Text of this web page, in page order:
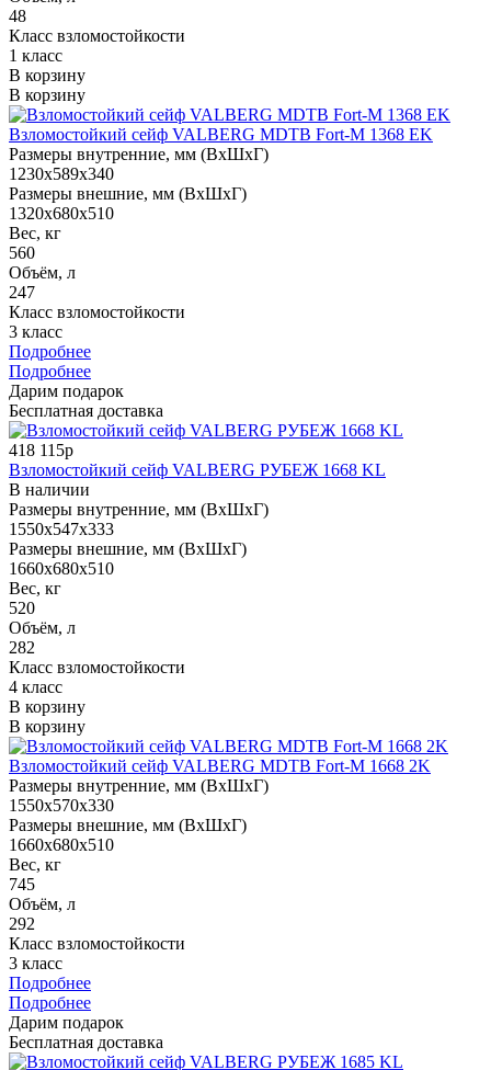
48
Класс взломостойкости
1 класс
В корзину
В корзину
Взломостойкий сейф VALBERG MDTB Fort-M 1368 EK
Размеры внутренние, мм (ВхШхГ)
1230x589x340
Размеры внешние, мм (ВхШхГ)
1320x680x510
Вес, кг
560
Объём, л
247
Класс взломостойкости
3 класс
Подробнее
Подробнее
Дарим подарок
Бесплатная доставка
418 115р
Взломостойкий сейф VALBERG РУБЕЖ 1668 KL
В наличии
Размеры внутренние, мм (ВхШхГ)
1550x547x333
Размеры внешние, мм (ВхШхГ)
1660x680x510
Вес, кг
520
Объём, л
282
Класс взломостойкости
4 класс
В корзину
В корзину
Взломостойкий сейф VALBERG MDTB Fort-M 1668 2K
Размеры внутренние, мм (ВхШхГ)
1550x570x330
Размеры внешние, мм (ВхШхГ)
1660x680x510
Вес, кг
745
Объём, л
292
Класс взломостойкости
3 класс
Подробнее
Подробнее
Дарим подарок
Бесплатная доставка